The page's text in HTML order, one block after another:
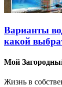
Варианты
какой
Мой
Жизнь в